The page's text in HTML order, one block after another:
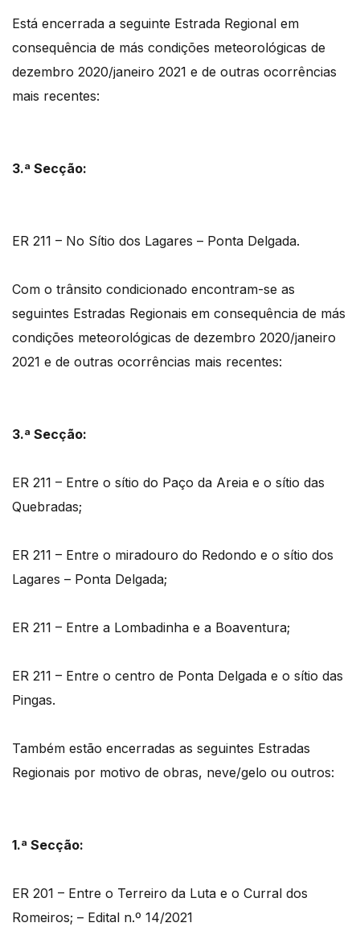
Está encerrada a seguinte Estrada Regional em
consequência de más condições meteorológicas de
dezembro 2020/janeiro 2021 e de outras ocorrências
mais recentes:
3.ª Secção:
ER 211 – No Sítio dos Lagares – Ponta Delgada.
Com o trânsito condicionado encontram-se as
seguintes Estradas Regionais em consequência de más
condições meteorológicas de dezembro 2020/janeiro
2021 e de outras ocorrências mais recentes:
3.ª Secção:
ER 211 – Entre o sítio do Paço da Areia e o sítio das
Quebradas;
ER 211 – Entre o miradouro do Redondo e o sítio dos
Lagares – Ponta Delgada;
ER 211 – Entre a Lombadinha e a Boaventura;
ER 211 – Entre o centro de Ponta Delgada e o sítio das
Pingas.
Também estão encerradas as seguintes Estradas
Regionais por motivo de obras, neve/gelo ou outros:
1.ª Secção:
ER 201 – Entre o Terreiro da Luta e o Curral dos
Romeiros; – Edital n.º 14/2021